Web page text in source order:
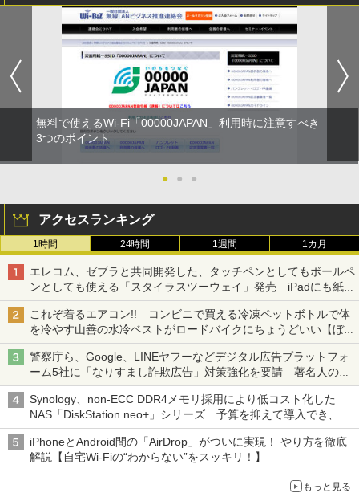
無料で使えるWi-Fi「00000JAPAN」利用時に注意すべき
3つのポイント
● ● ●
アクセスランキング
1時間 24時間 1週間 1カ月
エレコム、ゼブラと共同開発した、タッチペンとしてもボールペ
ンとしても使える「スタイラスツーウェイ」発売 iPadにも紙に
も、持ち替えずに書き込める
これぞ着るエアコン!! コンビニで買える冷凍ペットボトルで体
を冷やす山善の水冷ベストがロードバイクにちょうどいい【ぼっ
ち・ざ・ろーど！その14】【空いた時間でなにしてる？】
警察庁ら、Google、LINEヤフーなどデジタル広告プラットフォ
ーム5社に「なりすまし詐欺広告」対策強化を要請 著名人の写
真や映像を使った投資詐欺などへの対策として
Synology、non-ECC DDR4メモリ採用により低コスト化した
NAS「DiskStation neo+」シリーズ 予算を抑えて導入でき、
ECCメモリへのアップグレードも可能
iPhoneとAndroid間の「AirDrop」がついに実現！ やり方を徹底
解説【自宅Wi-Fiの“わからない”をスッキリ！】
もっと見る